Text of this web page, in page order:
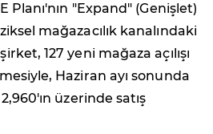
Planı'nın "Expand" (Genişlet)
mağazacılık kanalındaki
127 yeni mağaza açılışı
Haziran ayı sonunda
üzerinde satış